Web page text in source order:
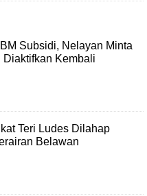
Subsidi, Nelayan Minta
Kembali
Teri Ludes Dilahap
Belawan